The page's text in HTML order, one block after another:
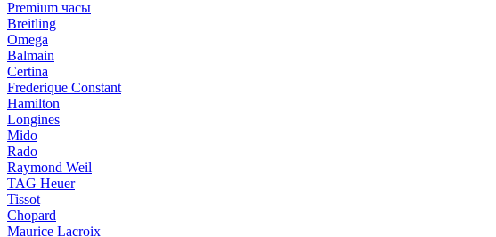
Premium часы
Breitling
Omega
Balmain
Certina
Frederique Constant
Hamilton
Longines
Mido
Rado
Raymond Weil
TAG Heuer
Tissot
Chopard
Maurice Lacroix